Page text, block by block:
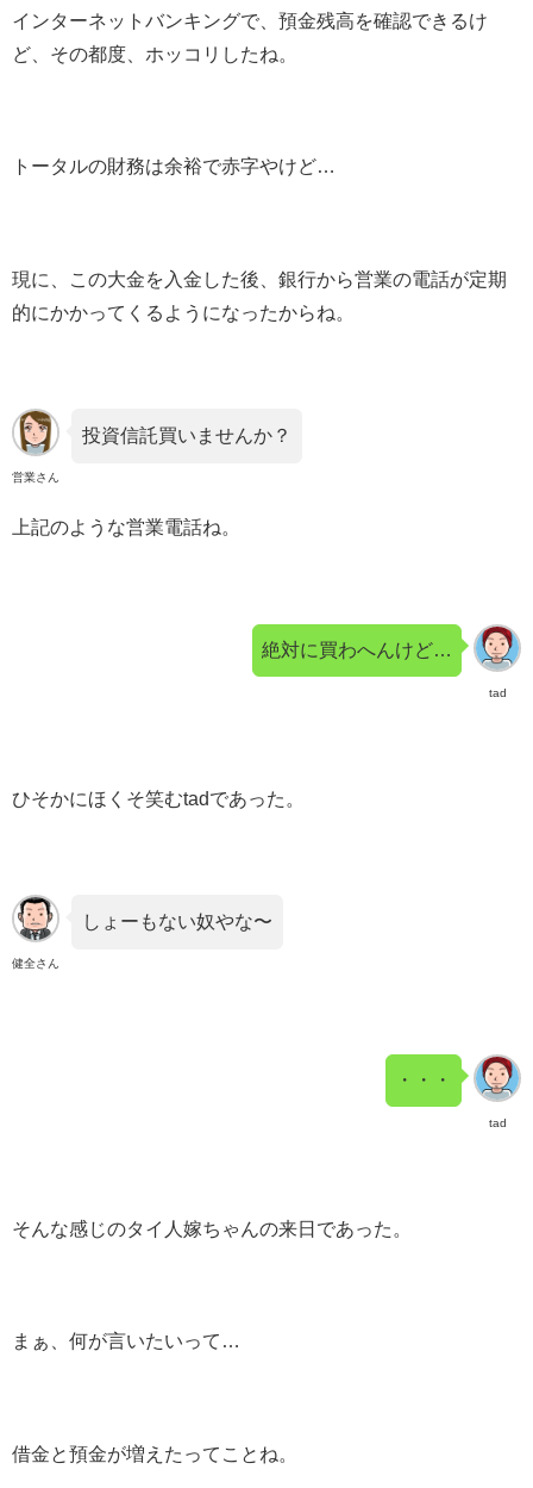
インターネットバンキングで、預金残高を確認できるけ
ど、その都度、ホッコリしたね。
トータルの財務は余裕で赤字やけど…
現に、この大金を入金した後、銀行から営業の電話が定期
的にかかってくるようになったからね。
営業さん
投資信託買いませんか？
上記のような営業電話ね。
tad
絶対に買わへんけど…
ひそかにほくそ笑むtadであった。
健全さん
しょーもない奴やな〜
tad
・・・
そんな感じのタイ人嫁ちゃんの来日であった。
まぁ、何が言いたいって…
借金と預金が増えたってことね。